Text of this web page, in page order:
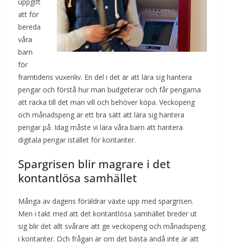
att för
bereda
våra
barn
för
framtidens vuxenliv. En del i det är att lära sig hantera
pengar och förstå hur man budgeterar och får pengarna
att räcka till det man vill och behöver köpa. Veckopeng
och månadspeng är ett bra sätt att lära sig hantera
pengar på. Idag måste vi lära våra barn att hantera
digitala pengar istället för kontanter.
Spargrisen blir magrare i det
kontantlösa samhället
Många av dagens föräldrar växte upp med spargrisen.
Men i takt med att det kontantlösa samhället breder ut
sig blir det allt svårare att ge veckopeng och månadspeng
i kontanter. Och frågan är om det bästa ändå inte är att